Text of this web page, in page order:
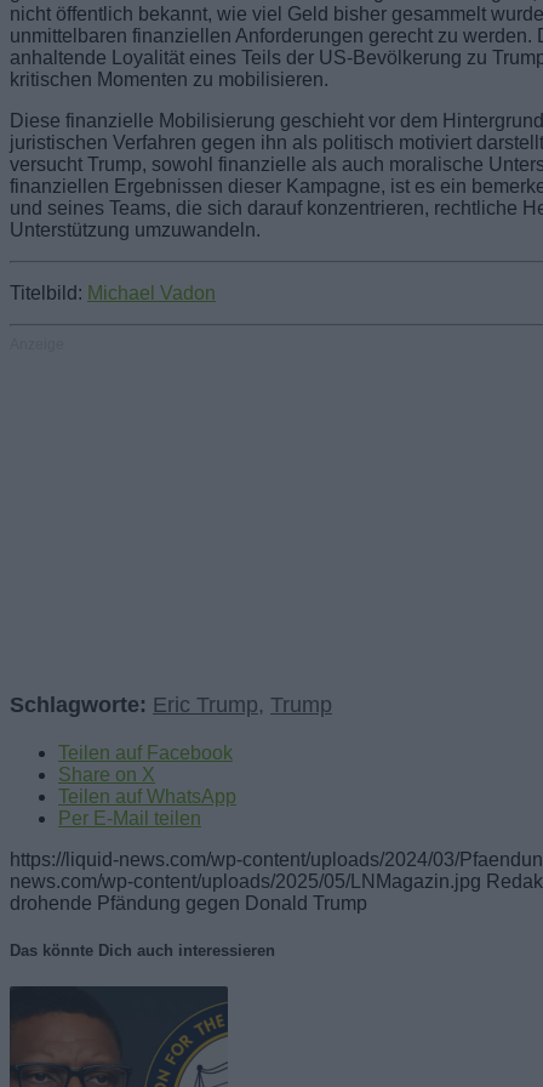
nicht öffentlich bekannt, wie viel Geld bisher gesammelt
unmittelbaren finanziellen Anforderungen gerecht zu
anhaltende Loyalität eines Teils der US-Bevölkerung zu
kritischen Momenten zu mobilisieren.
Diese finanzielle Mobilisierung geschieht vor dem
juristischen Verfahren gegen ihn als politisch motiviert
versucht Trump, sowohl finanzielle als auch moralische
finanziellen Ergebnissen dieser Kampagne, ist es ein
und seines Teams, die sich darauf konzentrieren, rechtliche
Unterstützung umzuwandeln.
Titelbild: Michael Vadon
Schlagworte: Eric Trump, Trump
Teilen auf Facebook
Share on X
Teilen auf WhatsApp
Per E-Mail teilen
https://liquid-news.com/wp-content/uploads/2024/03/
news.com/wp-content/uploads/2025/05/LNMagazin.jpg
drohende Pfändung gegen Donald Trump
Das könnte Dich auch interessieren